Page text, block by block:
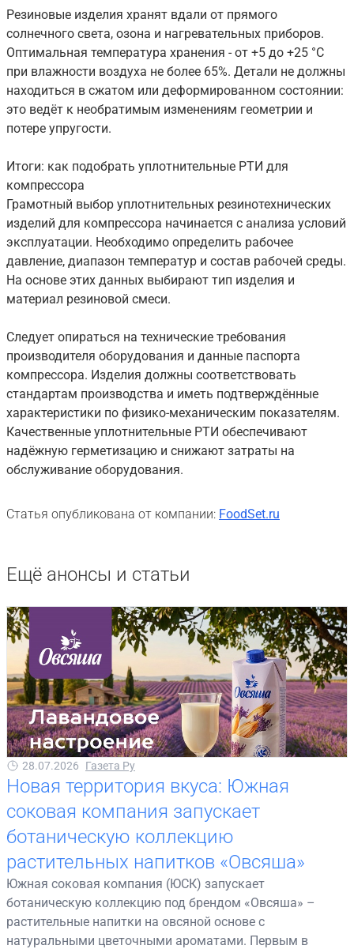
Резиновые изделия хранят вдали от прямого
солнечного света, озона и нагревательных приборов.
Оптимальная температура хранения - от +5 до +25 °C
при влажности воздуха не более 65%. Детали не должны
находиться в сжатом или деформированном состоянии:
это ведёт к необратимым изменениям геометрии и
потере упругости.
Итоги: как подобрать уплотнительные РТИ для
компрессора
Грамотный выбор уплотнительных резинотехнических
изделий для компрессора начинается с анализа условий
эксплуатации. Необходимо определить рабочее
давление, диапазон температур и состав рабочей среды.
На основе этих данных выбирают тип изделия и
материал резиновой смеси.
Следует опираться на технические требования
производителя оборудования и данные паспорта
компрессора. Изделия должны соответствовать
стандартам производства и иметь подтверждённые
характеристики по физико-механическим показателям.
Качественные уплотнительные РТИ обеспечивают
надёжную герметизацию и снижают затраты на
обслуживание оборудования.
Статья опубликована от компании: FoodSet.ru
Ещё анонсы и статьи
28.07.2026 Газета Ру
Новая территория вкуса: Южная
соковая компания запускает
ботаническую коллекцию
растительных напитков «Овсяша»
Южная соковая компания (ЮСК) запускает
ботаническую коллекцию под брендом «Овсяша» –
растительные напитки на овсяной основе с
натуральными цветочными ароматами. Первым в